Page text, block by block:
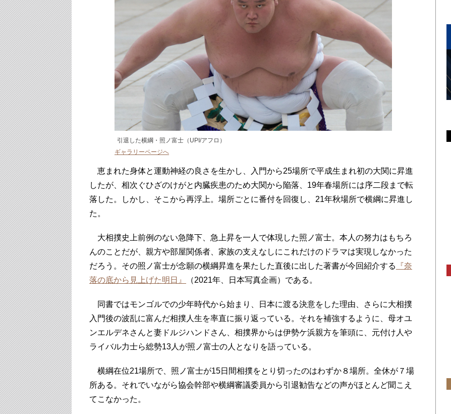
引退した横綱・照ノ富士（UPI/アフロ）
ギャラリーページへ
恵まれた身体と運動神経の良さを生かし、入門から25場所で平成生まれ初の大関に昇進
したが、相次ぐひざのけがと内臓疾患のため大関から陥落、19年春場所には序二段まで転
落した。しかし、そこから再浮上。場所ごとに番付を回復し、21年秋場所で横綱に昇進し
た。
大相撲史上前例のない急降下、急上昇を一人で体現した照ノ富士。本人の努力はもちろ
んのことだが、親方や部屋関係者、家族の支えなしにこれだけのドラマは実現しなかった
だろう。その照ノ富士が念願の横綱昇進を果たした直後に出した著書が今回紹介する
『奈
落の底から見上げた明日』
（2021年、日本写真企画）である。
同書ではモンゴルでの少年時代から始まり、日本に渡る決意をした理由、さらに大相撲
入門後の波乱に富んだ相撲人生を率直に振り返っている。それを補強するように、母オユ
ンエルデネさんと妻ドルジハンドさん、相撲界からは伊勢ケ浜親方を筆頭に、元付け人や
ライバル力士ら総勢13人が照ノ富士の人となりを語っている。
横綱在位21場所で、照ノ富士が15日間相撲をとり切ったのはわずか８場所。全休が７場
所ある。それでいながら協会幹部や横綱審議委員から引退勧告などの声がほとんど聞こえ
てこなかった。